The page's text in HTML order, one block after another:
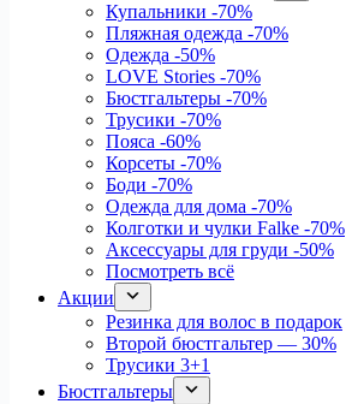
Купальники -70%
Пляжная одежда -70%
Одежда -50%
LOVE Stories -70%
Бюстгальтеры -70%
Трусики -70%
Пояса -60%
Корсеты -70%
Боди -70%
Одежда для дома -70%
Колготки и чулки Falke -70%
Аксессуары для груди -50%
Посмотреть всё
Акции
Резинка для волос в подарок
Второй бюстгальтер — 30%
Трусики 3+1
Бюстгальтеры